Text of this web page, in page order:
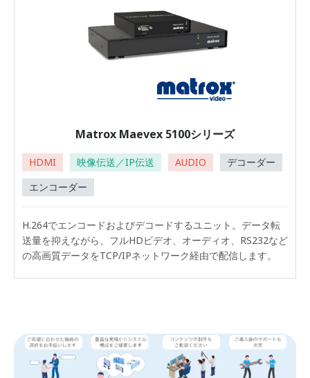
Matrox Maevex 5100シリーズ
HDMI 映像伝送／IP伝送 AUDIO
デコーダー
エンコーダー
H.264でエンコードおよびデコードするユニット。データ転
送量を抑えながら、フルHDビデオ、オーディオ、RS232など
の高画質データをTCP/IPネットワーク経由で配信します。